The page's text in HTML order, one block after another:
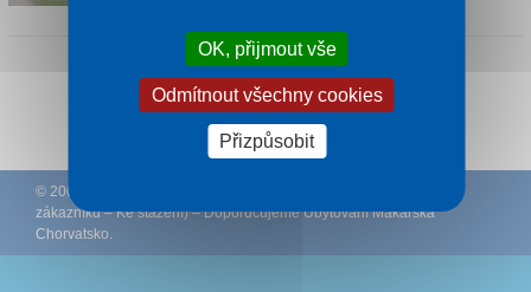
Sledujte CK Rywal na Facebooku
© 2002 – 2026 CK Rywal – (
zákazníků–Ke stažení) – DoporučujemeUbytování Makarská
Chorvatsko.
OK, přijmout vše
Odmítnout všechny cookies
Přizpůsobit